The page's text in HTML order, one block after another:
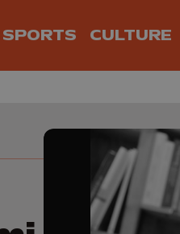
SPORTS CULTURE